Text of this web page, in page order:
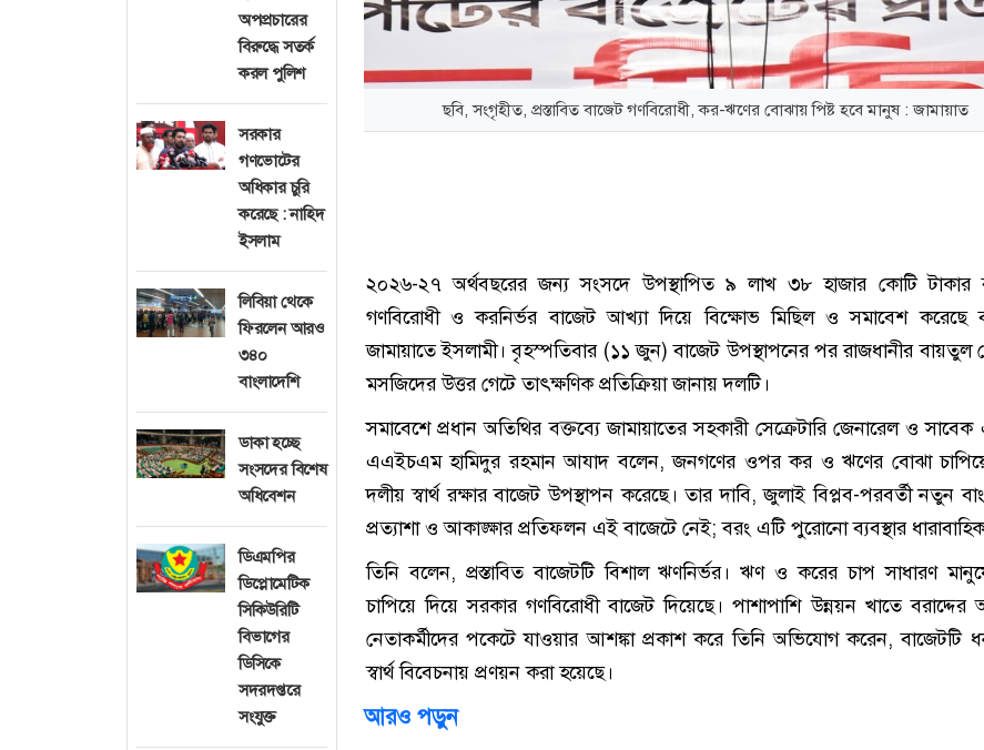
অপপ্রচারের
বিরুদ্ধে সতর্ক
করল পুলিশ
সরকার
গণভোটের
অধিকার চুরি
করেছে : নাহিদ
ইসলাম
লিবিয়া থেকে
ফিরলেন আরও
৩৪০
বাংলাদেশি
ডাকা হচ্ছে
সংসদের বিশেষ
অধিবেশন
ডিএমপির
ডিপ্লোমেটিক
সিকিউরিটি
বিভাগের
ডিসিকে
সদরদপ্তরে
সংযুক্ত
ছবি, সংগৃহীত, প্রস্তাবিত বাজেট গণবিরোধী, কর-ঋণের বোঝায় পিষ্ট হবে মানুষ : জামায়াত
২০২৬-২৭ অর্থবছরের জন্য সংসদে উপস্থাপিত ৯ লাখ ৩৮ হাজার কোটি টাকার
গণবিরোধী ও করনির্ভর বাজেট আখ্যা দিয়ে বিক্ষোভ মিছিল ও সমাবেশ করেছে
জামায়াতে ইসলামী। বৃহস্পতিবার (১১ জুন) বাজেট উপস্থাপনের পর রাজধানীর বায়তুল
মসজিদের উত্তর গেটে তাৎক্ষণিক প্রতিক্রিয়া জানায় দলটি।
সমাবেশে প্রধান অতিথির বক্তব্যে জামায়াতের সহকারী সেক্রেটারি জেনারেল ও
এএইচএম হামিদুর রহমান আযাদ বলেন, জনগণের ওপর কর ও ঋণের বোঝা
দলীয় স্বার্থ রক্ষার বাজেট উপস্থাপন করেছে। তার দাবি, জুলাই বিপ্লব-পরবর্তী নতুন
প্রত্যাশা ও আকাঙ্ক্ষার প্রতিফলন এই বাজেটে নেই; বরং এটি পুরোনো ব্যবস্থার
তিনি বলেন, প্রস্তাবিত বাজেটটি বিশাল ঋণনির্ভর। ঋণ ও করের চাপ সাধারণ
চাপিয়ে দিয়ে সরকার গণবিরোধী বাজেট দিয়েছে। পাশাপাশি উন্নয়ন খাতে বরাদ্দের
নেতাকর্মীদের পকেটে যাওয়ার আশঙ্কা প্রকাশ করে তিনি অভিযোগ করেন, বাজেটটি
স্বার্থ বিবেচনায় প্রণয়ন করা হয়েছে।
আরও পড়ুন